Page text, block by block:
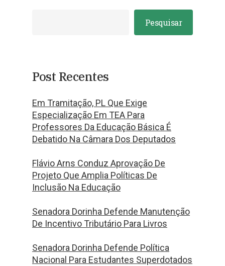
Pesquisar
Post Recentes
Em Tramitação, PL Que Exige
Especialização Em TEA Para
Professores Da Educação Básica É
Debatido Na Câmara Dos Deputados
Flávio Arns Conduz Aprovação De
Projeto Que Amplia Políticas De
Inclusão Na Educação
Senadora Dorinha Defende Manutenção
De Incentivo Tributário Para Livros
Senadora Dorinha Defende Política
Nacional Para Estudantes Superdotados